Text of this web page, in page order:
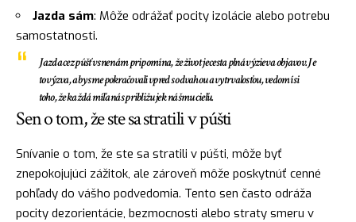
Jazda sám: Môže odrážať pocity izolácie alebo potrebu
samostatnosti.
Jazda cez púšť v sne nám pripomína, že život je cesta plná výziev a objavov. Je
to výzva, aby sme pokračovali vpred s odvahou a vytrvalosťou, vedomí si
toho, že každá míľa nás približuje k nášmu cieľu.
Sen o tom, že ste sa stratili v púšti
Snívanie o tom, že ste sa stratili v púšti, môže byť
znepokojujúci zážitok, ale zároveň môže poskytnúť cenné
pohľady do vášho podvedomia. Tento sen často odráža
pocity dezorientácie, bezmocnosti alebo straty smeru v